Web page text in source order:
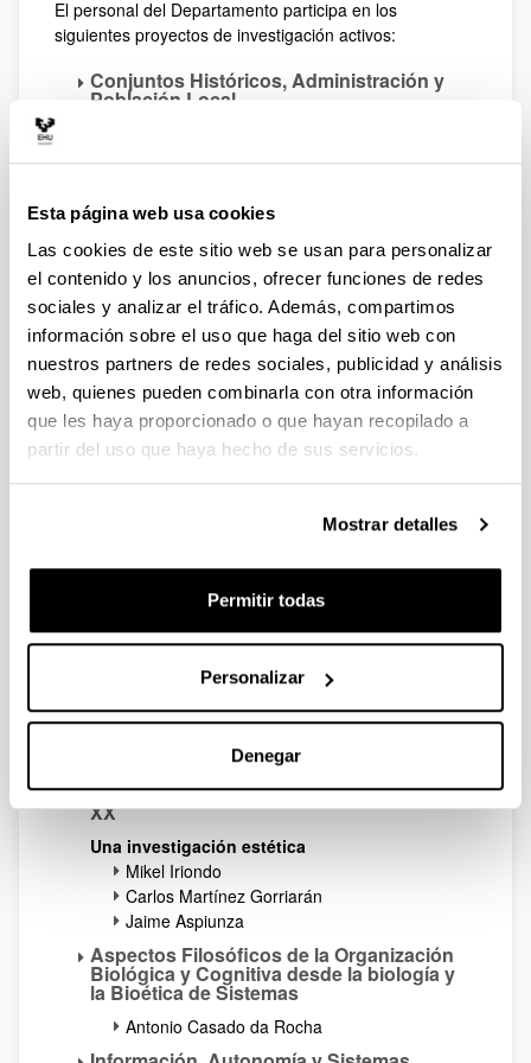
Esta página web usa cookies
Las cookies de este sitio web se usan para personalizar
el contenido y los anuncios, ofrecer funciones de redes
sociales y analizar el tráfico. Además, compartimos
información sobre el uso que haga del sitio web con
nuestros partners de redes sociales, publicidad y análisis
web, quienes pueden combinarla con otra información
que les haya proporcionado o que hayan recopilado a
partir del uso que haya hecho de sus servicios.
Mostrar detalles
Permitir todas
Personalizar
Denegar
El personal del Departamento participa en los
siguientes proyectos de investigación activos:
Conjuntos Históricos, Administración y
Población Local
participación ciudadana en el plan director de
Salinillas de Buradón
¿Acaso no hay Diosas en el Olimpo?
Práctica deportiva y sistema de género: una
visión desde las jóvenes vascas
Jone Miren Hernández
Hacia una Cartografía de la Participación
Invisible
Proyectando mapas para la intervención local
de las mujeres
Globalización
Cuidados, afectos y sexualidad
Mikel Iriondo
Jaime Aspiunza
El Testimonio en los Genocidios del Siglo
XX
Una investigación estética
Mikel Iriondo
Carlos Martínez Gorriarán
Jaime Aspiunza
Aspectos Filosóficos de la Organización
Biológica y Cognitiva desde la biología y
la Bioética de Sistemas
Antonio Casado da Rocha